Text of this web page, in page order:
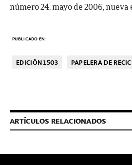
número 24, mayo de 2006, nueva
PUBLICADO EN:
EDICIÓN 1503 PAPELERA DE
ARTÍCULOS RELACIONADOS